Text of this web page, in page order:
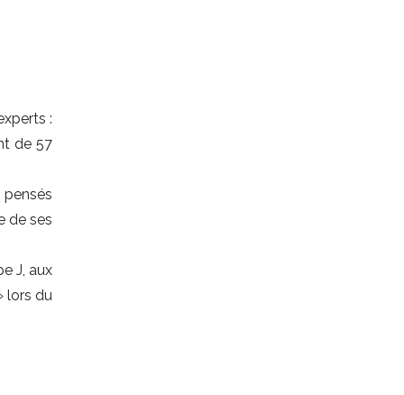
:
de 57
pensés
de ses
J, aux
lors du